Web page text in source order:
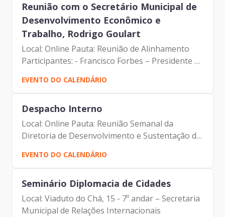
Reunião com o Secretário Municipal de
Desenvolvimento Econômico e
Trabalho, Rodrigo Goulart
Local: Online Pauta: Reunião de Alinhamento
Participantes: - Francisco Forbes – Presidente |
Prodam-SP - André Tomiatto de Oliveira -
Assessor da Presidência | Prodam-SP - Dennis
Paul - Assessor...
EVENTO DO CALENDÁRIO
Despacho Interno
Local: Online Pauta: Reunião Semanal da
Diretoria de Desenvolvimento e Sustentação de
Sistemas Participantes: - Francisco Forbes –
Presidente | Prodam-SP - André Tomiatto de
Oliveira - Assessor...
EVENTO DO CALENDÁRIO
Seminário Diplomacia de Cidades
Local: Viaduto do Chá, 15 - 7º andar – Secretaria
Municipal de Relações Internacionais